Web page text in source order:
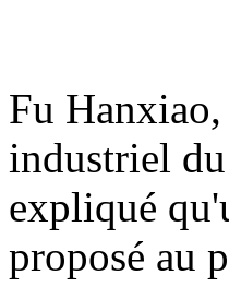
Fu
industriel
expliqué
proposé au